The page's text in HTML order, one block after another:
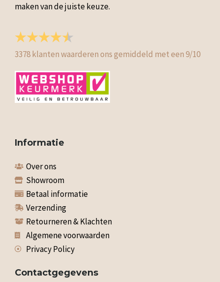
maken van de juiste keuze.
3378klanten waarderen ons gemiddeld met een9/10
Informatie
Over ons
Showroom
Betaal informatie
Verzending
Retourneren & Klachten
Algemene voorwaarden
Privacy Policy
Contactgegevens